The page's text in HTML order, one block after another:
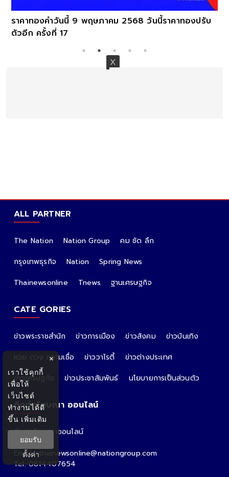
ราคาทองคำวันนี้ 9 พฤษภาคม 2568 วันนี้ราคาทองปรับ
ตัวอีก ครั้งที่ 17
ALL PARTNER
The Nation Nation Group
คม ชัด ลึก
กรุงเทพธุรกิจ
Nation
Spring News
Thainewsonline
Tnews ฐานเศรษฐกิจ
CATE GORIES
ข่าวพระราชสำนัก ข่าวการเมือง ข่าวสังคม
ข่าวบันเทิง
หวย ดวง ความเชื่อ
ข่าววาไรตี้
ข่าวต่างประเทศ
ข่าวเศรษฐกิจ
ข่าวประชาสัมพันธ์ นโยบายการเป็นส่วนตัว
ติดต่อโฆษณา ออนไลน์
ติดต่อโฆษณาออนไลน์
คุณอ้อ
Email : thainewsonline@nationgroup.com
Tel: 0814407654
×
เราใช้คุกกี้
เพื่อให้
เว็บไซต์
ทำงานได้ดี
ขึ้น เพิ่มเติม
ยอมรับ
ตั้งค่า